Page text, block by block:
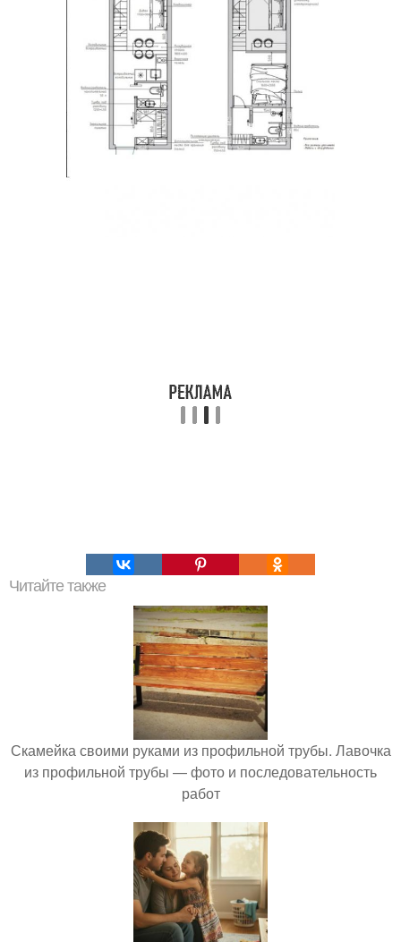
Читайте также
Скамейка своими руками из профильной трубы. Лавочка
из профильной трубы — фото и последовательность
работ